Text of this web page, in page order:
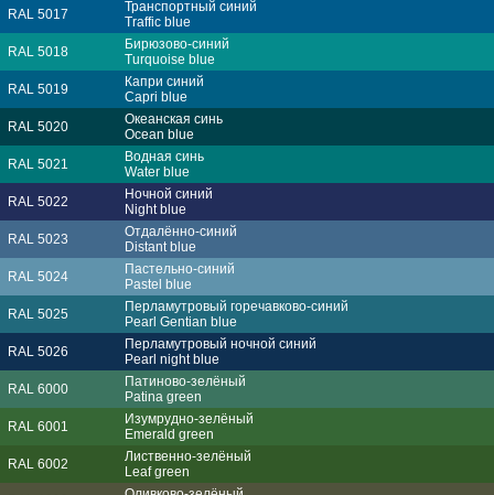
RAL 5017
Транспортный синий
Traffic blue
RAL 5018
Бирюзово-синий
Turquoise blue
RAL 5019
Капри синий
Capri blue
RAL 5020
Океанская синь
Ocean blue
RAL 5021
Водная синь
Water blue
RAL 5022
Ночной синий
Night blue
RAL 5023
Отдалённо-синий
Distant blue
RAL 5024
Пастельно-синий
Pastel blue
RAL 5025
Перламутровый горечавково-синий
Pearl Gentian blue
RAL 5026
Перламутровый ночной синий
Pearl night blue
RAL 6000
Патиново-зелёный
Patina green
RAL 6001
Изумрудно-зелёный
Emerald green
RAL 6002
Лиственно-зелёный
Leaf green